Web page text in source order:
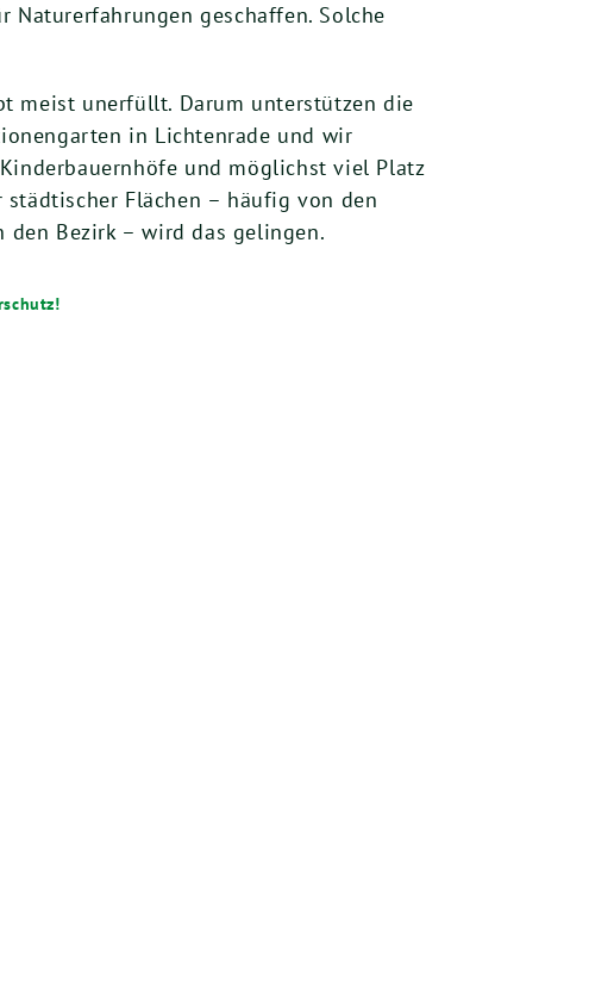
Naturerfahrungen geschaffen. Solche
meist unerfüllt. Darum unterstützen die
in Lichtenrade und wir
und möglichst viel Platz
Flächen – häufig von den
Bezirk – wird das gelingen.